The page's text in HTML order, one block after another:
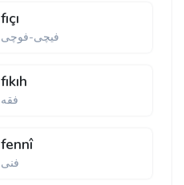
fıçı
فیچی-فوچی
fıkıh
فقه
fennî
فنی